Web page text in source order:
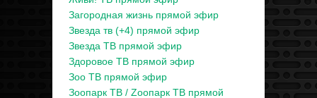
Загородная жизнь прямой эфир
Звезда тв (+4) прямой эфир
Звезда ТВ прямой эфир
Здоровое ТВ прямой эфир
Зоо ТВ прямой эфир
Зоопарк ТВ / Zooпарк ТВ прямой